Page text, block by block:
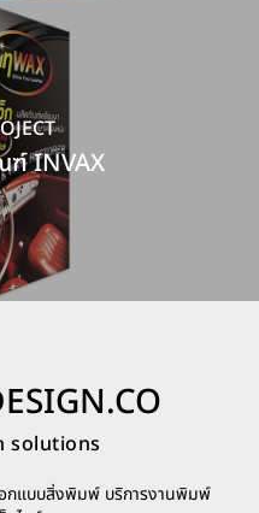
INVAX
solutions
อกแบบสิ่งพิมพ์ บริการงานพิมพ์